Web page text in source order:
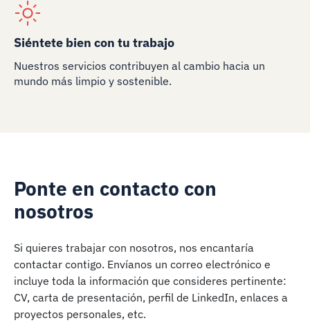
Siéntete bien con tu trabajo
Nuestros servicios contribuyen al cambio hacia un
mundo más limpio y sostenible.
Ponte en contacto con
nosotros
Si quieres trabajar con nosotros, nos encantaría
contactar contigo. Envíanos un correo electrónico e
incluye toda la información que consideres pertinente:
CV, carta de presentación, perfil de LinkedIn, enlaces a
proyectos personales, etc.